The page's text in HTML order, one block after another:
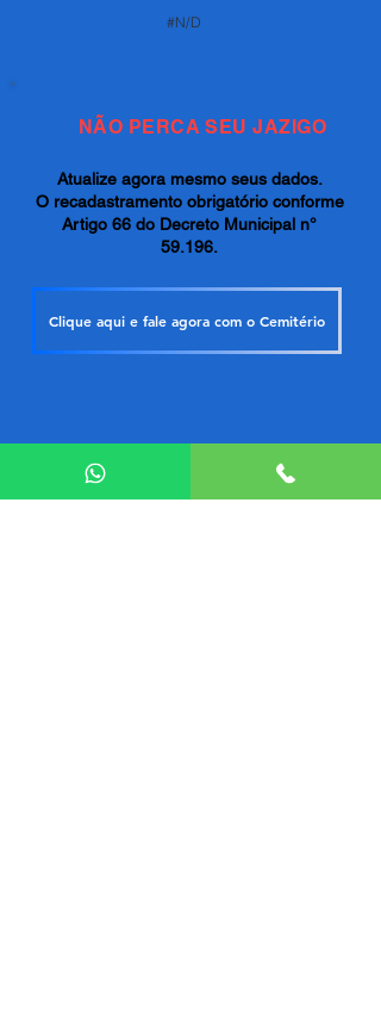
#N/D
NÃO PERCA SEU JAZIGO
Atualize agora mesmo seus dados.
O recadastramento obrigatório conforme
Artigo 66 do Decreto Municipal n°
59.196.
Clique aqui e fale agora com o Cemitério